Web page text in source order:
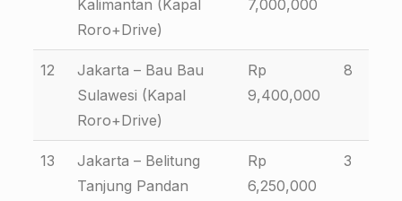
Kalimantan (Kapal
Roro+Drive)
7,000,000
12
Jakarta – Bau Bau
Sulawesi (Kapal
Roro+Drive)
Rp
9,400,000
8
13
Jakarta – Belitung
Tanjung Pandan
Rp
6,250,000
3